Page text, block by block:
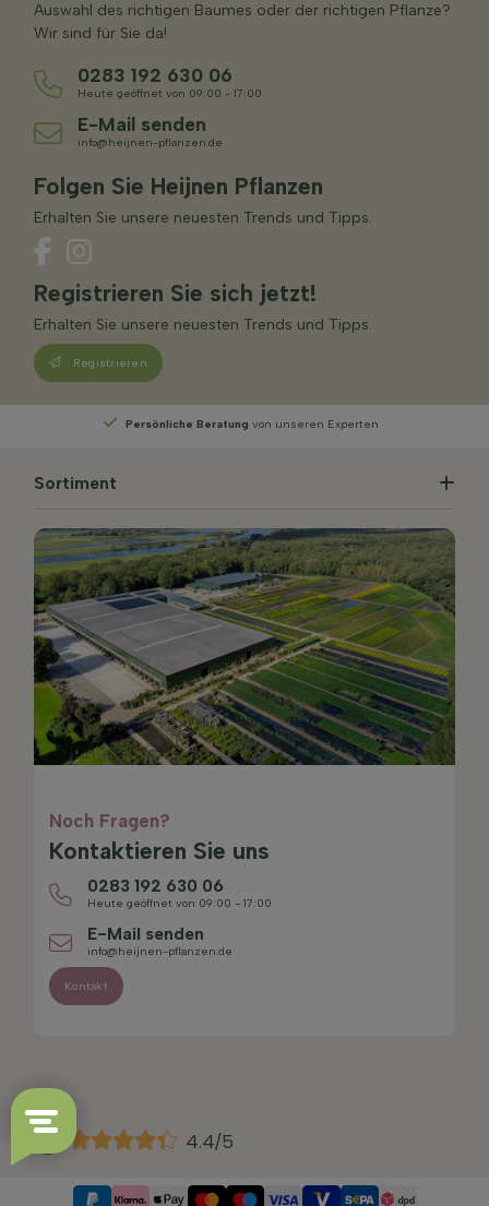
Auswahl des richtigen Baumes oder der richtigen Pflanze?
Wir sind für Sie da!
0283 192 630 06
Heute geöffnet von 09:00 - 17:00
E-Mail senden
info@heijnen-pflanzen.de
Folgen Sie Heijnen Pflanzen
Erhalten Sie unsere neuesten Trends und Tipps.
Registrieren Sie sich jetzt!
Erhalten Sie unsere neuesten Trends und Tipps.
Registrieren
von unseren Experten Wählen
Sortiment
Noch Fragen?
Kontaktieren Sie uns
0283 192 630 06
Heute geöffnet von 09:00 - 17:00
E-Mail senden
info@heijnen-pflanzen.de
Kontakt
4.4/5